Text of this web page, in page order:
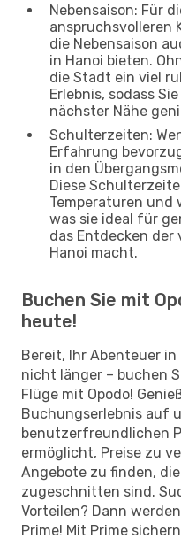
Nebensaison: Für
anspruchsvolleren
die Nebensaison
in Hanoi bieten.
die Stadt ein viel
Erlebnis, sodass
nächster Nähe
Schulterzeiten:
Erfahrung
in den
Diese
Temperaturen und
was sie ideal für
das Entdecken der
Hanoi macht.
Buchen Sie mit
heute!
Bereit, Ihr Abenteuer
nicht länger – buchen
Flüge mit Opodo!
Buchungserlebnis auf
benutzerfreundlichen
ermöglicht, Preise zu
Angebote zu finden,
zugeschnitten sind.
Vorteilen? Dann
Prime! Mit Prime